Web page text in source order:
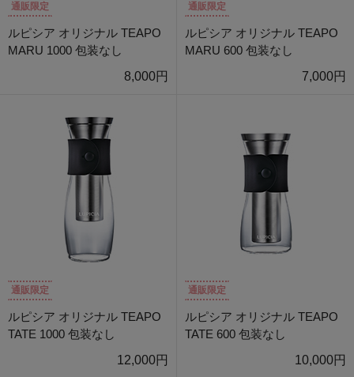
通販限定
ルピシア オリジナル TEAPO
MARU 1000 包装なし
8,000円
通販限定
ルピシア オリジナル TEAPO
MARU 600 包装なし
7,000円
通販限定
ルピシア オリジナル TEAPO
TATE 1000 包装なし
12,000円
通販限定
ルピシア オリジナル TEAPO
TATE 600 包装なし
10,000円